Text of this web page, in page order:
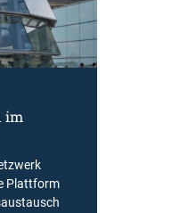
im
Plattform